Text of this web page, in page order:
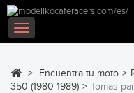
Navegación
Toggle
> Encuentra tu moto >
350 (1980-1989) > Tomas